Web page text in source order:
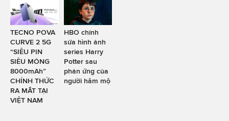
TECNO POVA
CURVE 2 5G
“SIÊU PIN
SIÊU MỎNG
8000mAh”
CHÍNH THỨC
RA MẮT TẠI
VIỆT NAM
HBO chỉnh
sửa hình ảnh
series Harry
Potter sau
phản ứng của
người hâm mộ